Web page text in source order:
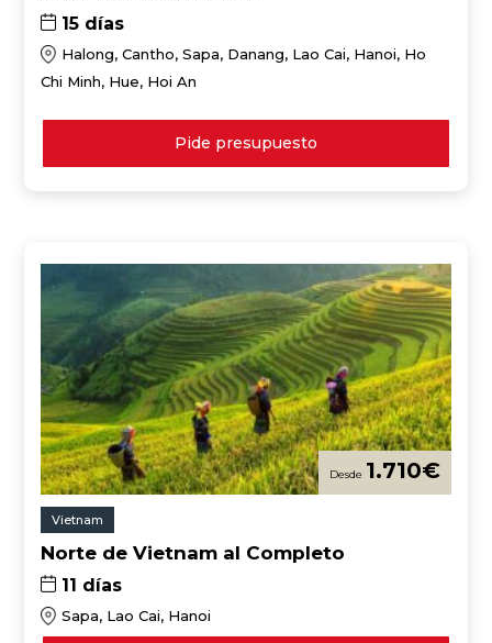
15 días
Halong, Cantho, Sapa, Danang, Lao Cai, Hanoi, Ho
Chi Minh, Hue, Hoi An
Pide presupuesto
1.710€
Vietnam
Norte de Vietnam al Completo
11 días
Sapa, Lao Cai, Hanoi